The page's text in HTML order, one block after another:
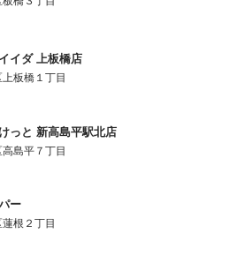
イダ 上板橋店
板橋１丁目
っと 新高島平駅北店
島平７丁目
ー
根２丁目